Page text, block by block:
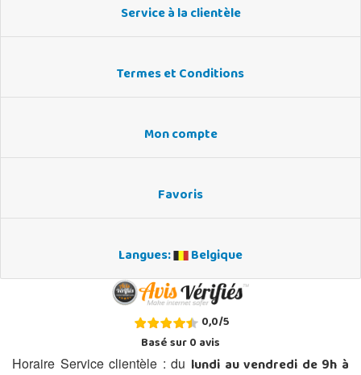
Service à la clientèle
Termes et Conditions
Mon compte
Favoris
Langues: Belgique
0,0/5
Basé sur0avis
Horaire Service clientèle : du lundi au vendredi de 9h à